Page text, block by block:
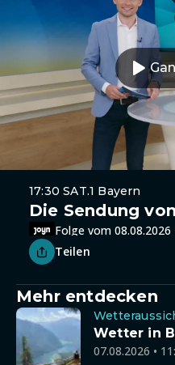
17:30 SAT.1 Bayern
Die Sendung
Folge vom 08.08.2026
Teilen
Mehr entdecken
Wetter in
07.08.2026 •